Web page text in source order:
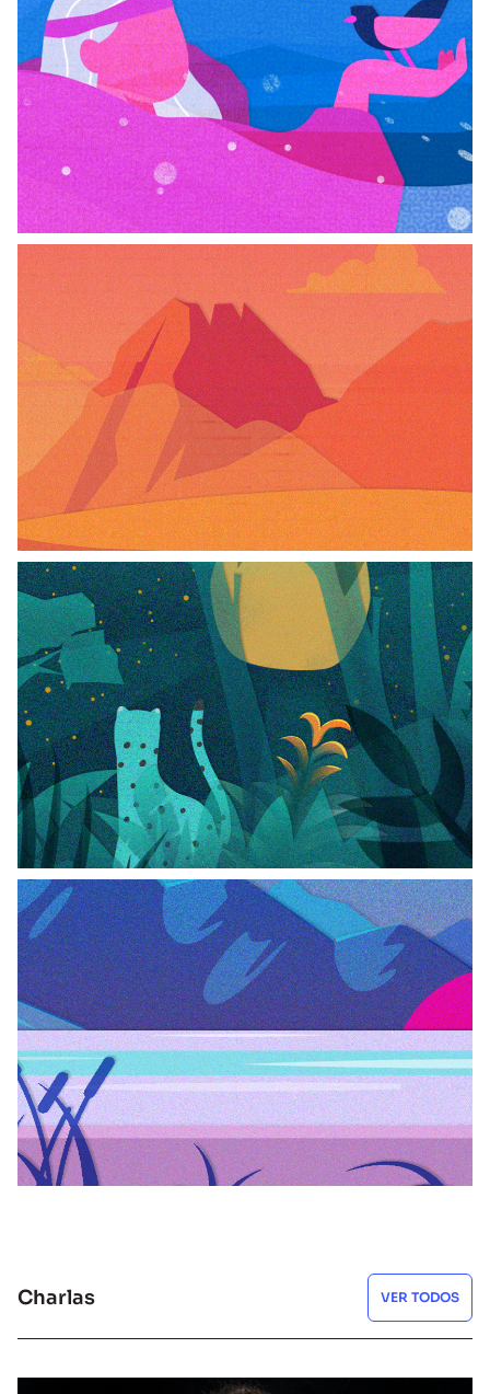
CUENTOS CONTADOS
Leyenda del Calafate
ESCUCHAR
CUENTOS CONTADOS
Leyenda del Domuyo
ESCUCHAR
CUENTOS CONTADOS
La leyenda del mate
ESCUCHAR
CUENTOS CONTADOS
Leyenda del Nahuel Huapi
ESCUCHAR
Charlas VER TODOS